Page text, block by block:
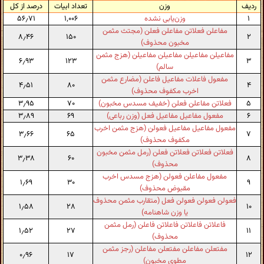
ردیف وزن تعداد ابیات
درصد از کل
۱
وزن‌یابی نشده ۱٬۰۰۶
۵۶٫۷۱
۲
مفاعلن فعلاتن مفاعلن فعلن (مجتث مثمن
مخبون محذوف)
۱۵۰ ۸٫۴۶
۳
مفاعیلن مفاعیلن مفاعیلن مفاعیلن (هزج مثمن
سالم)
۱۲۳ ۶٫۹۳
۴
مفعول فاعلات مفاعیل فاعلن (مضارع مثمن
اخرب مکفوف محذوف)
۸۰
۴٫۵۱
۵
فعلاتن مفاعلن فعلن (خفیف مسدس مخبون) ۷۰
۳٫۹۵
۶
مفعول مفاعیل مفاعیل فعل (وزن رباعی) ۶۹
۳٫۸۹
۷
مفعول مفاعیل مفاعیل فعولن (هزج مثمن اخرب
مکفوف محذوف)
۶۵ ۳٫۶۶
۸
فعلاتن فعلاتن فعلاتن فعلن (رمل مثمن مخبون
محذوف)
۶۰ ۳٫۳۸
۹
مفعول مفاعلن فعولن (هزج مسدس اخرب
مقبوض محذوف)
۳۰ ۱٫۶۹
۱۰
فعولن فعولن فعولن فعل (متقارب مثمن محذوف
یا وزن شاهنامه)
۲۸ ۱٫۵۸
۱۱
فاعلاتن فاعلاتن فاعلاتن فاعلن (رمل مثمن
محذوف)
۲۷ ۱٫۵۲
۱۲
مفتعلن مفاعلن مفتعلن مفاعلن (رجز مثمن
مطوی مخبون)
۱۷ ۰٫۹۶